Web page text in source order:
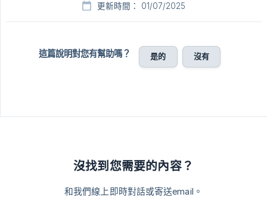
更新時間： 01/07/2025
這篇說明對您有幫助嗎？ 是的 沒有
沒找到您需要的內容？
和我們線上即時對話或寄送email。